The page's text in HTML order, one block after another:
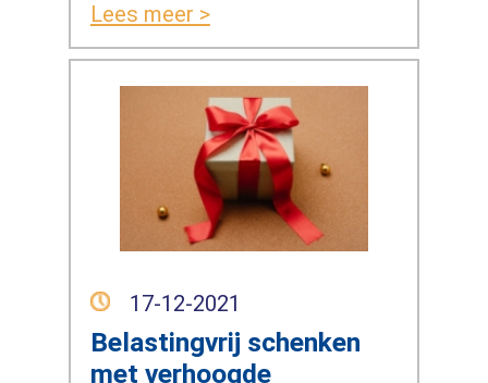
Lees meer >
17-12-2021
Belastingvrij schenken
met verhoogde